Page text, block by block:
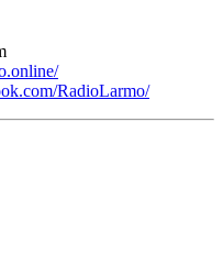
RadioLarmo/